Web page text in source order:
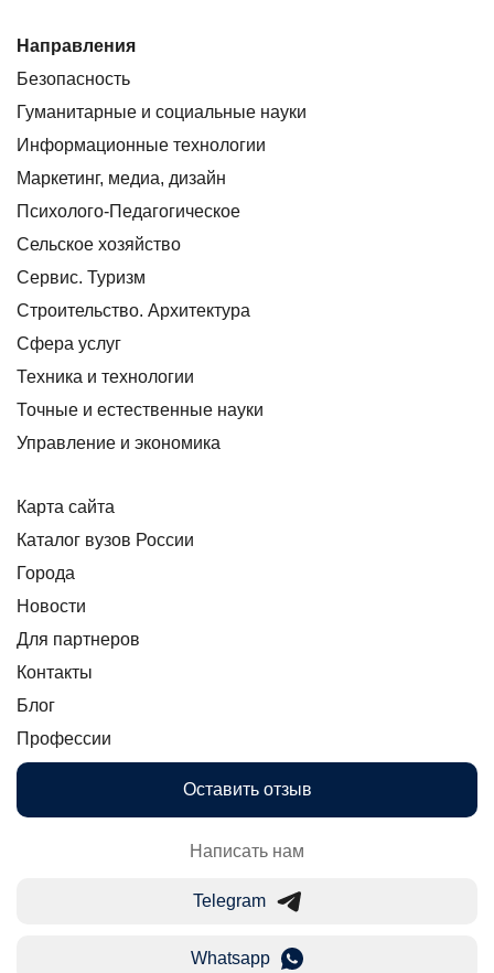
Направления
Безопасность
Гуманитарные и социальные науки
Информационные технологии
Маркетинг, медиа, дизайн
Психолого-Педагогическое
Сельское хозяйство
Сервис. Туризм
Строительство. Архитектура
Сфера услуг
Техника и технологии
Точные и естественные науки
Управление и экономика
Карта сайта
Каталог вузов России
Города
Новости
Для партнеров
Контакты
Блог
Профессии
Оставить отзыв
Написать нам
Telegram
Whatsapp